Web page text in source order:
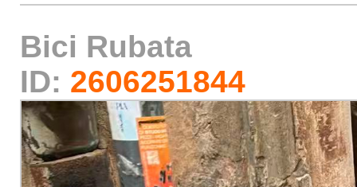
Bici Rubata
ID: 2606251844